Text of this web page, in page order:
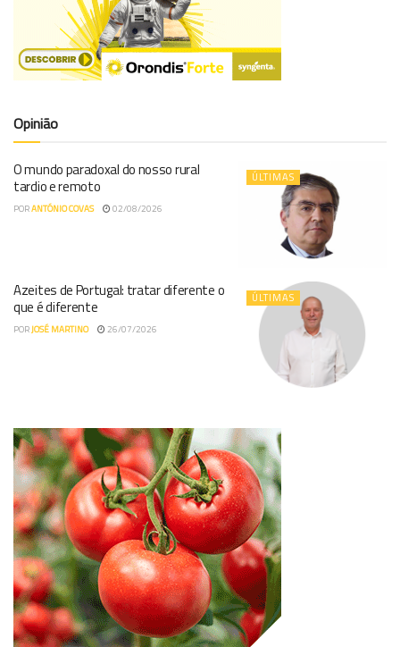
Opinião
ÚLTIMAS
O mundo paradoxal do nosso rural
tardio e remoto
PORANTÓNIO COVAS 02/08/2026
ÚLTIMAS
Azeites de Portugal: tratar diferente o
que é diferente
PORJOSÉ MARTINO 26/07/2026